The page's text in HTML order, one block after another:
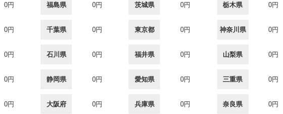
0円 福島県 0円 茨城県 0円 栃木県 0円
0円 千葉県 0円 東京都 0円 神奈川県 0円
0円 石川県 0円 福井県 0円 山梨県 0円
0円 静岡県 0円 愛知県 0円 三重県 0円
0円 大阪府 0円 兵庫県 0円 奈良県 0円